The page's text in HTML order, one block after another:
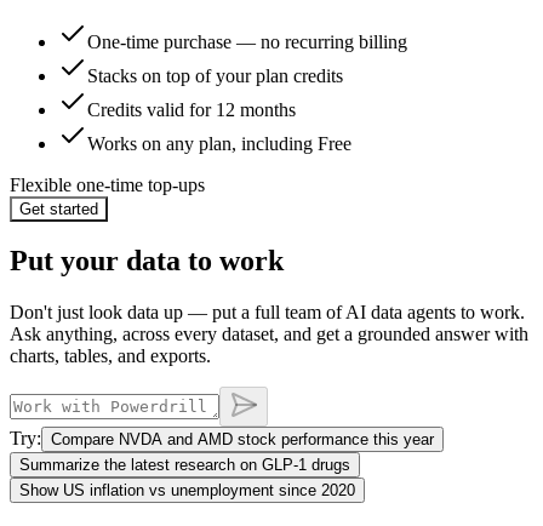
One-time purchase — no recurring billing
Stacks on top of your plan credits
Credits valid for 12 months
Works on any plan, including Free
Flexible one-time top-ups
Get started
Put your data to work
Don't just look data up — put a full team of AI data agents to work.
Ask anything, across every dataset, and get a grounded answer with
charts, tables, and exports.
Try: Compare NVDA and AMD stock performance this year
Summarize the latest research on GLP-1 drugs
Show US inflation vs unemployment since 2020